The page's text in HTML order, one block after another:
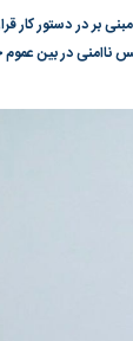
بر در دستور کار
در بین عموم
مطالعه
کمپین نه به